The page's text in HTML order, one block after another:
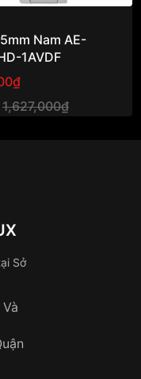
Nam AE-
1AVDF
1,627,000₫
Sở